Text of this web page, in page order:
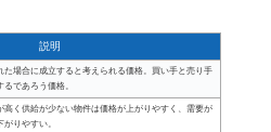
説明
た場合に成立すると考えられる価格。買い手と売り手
であろう価格。
高く供給が少ない物件は価格が上がりやすく、需要が
りやすい。